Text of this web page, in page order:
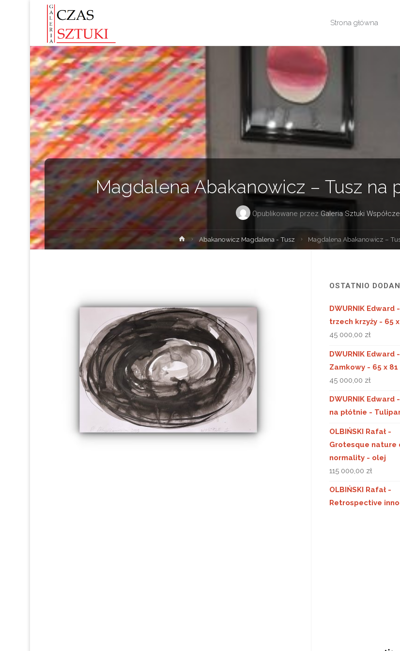
Strona główna
Magdalena Abakanowicz – Tusz na
Opublikowane przez Galeria Sztuki
Strona
główna
Abakanowicz Magdalena - Tusz Magdalena Abakanowicz –
OSTATNIO
DWURNIK Edward
trzech krzyży - 65
45 000,00 zł
DWURNIK Edward
Zamkowy - 65 x 81
45 000,00 zł
DWURNIK Edward
na płótnie -
OLBIŃSKI Rafał -
Grotesque nature
normality - olej
115 000,00 zł
OLBIŃSKI Rafał -
Retrospective